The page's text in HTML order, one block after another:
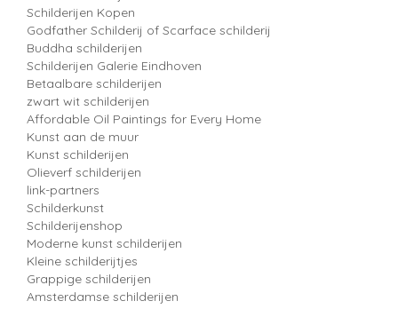
Schilderijen Kopen
Godfather Schilderij of Scarface schilderij
Buddha schilderijen
Schilderijen Galerie Eindhoven
Betaalbare schilderijen
zwart wit schilderijen
Affordable Oil Paintings for Every Home
Kunst aan de muur
Kunst schilderijen
Olieverf schilderijen
link-partners
Schilderkunst
Schilderijenshop
Moderne kunst schilderijen
Kleine schilderijtjes
Grappige schilderijen
Amsterdamse schilderijen